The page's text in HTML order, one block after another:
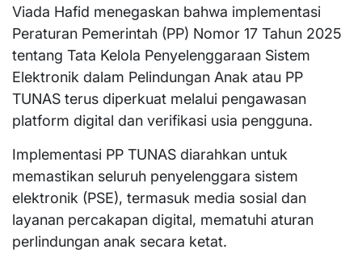
Viada Hafid menegaskan bahwa implementasi
Peraturan Pemerintah (PP) Nomor 17 Tahun 2025
tentang Tata Kelola Penyelenggaraan Sistem
Elektronik dalam Pelindungan Anak atau PP
TUNAS terus diperkuat melalui pengawasan
platform digital dan verifikasi usia pengguna.
Implementasi PP TUNAS diarahkan untuk
memastikan seluruh penyelenggara sistem
elektronik (PSE), termasuk media sosial dan
layanan percakapan digital, mematuhi aturan
perlindungan anak secara ketat.